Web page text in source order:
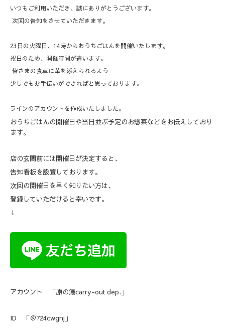
いつもご利用いただき、誠にありがとうございます。
次回の告知をさせていただきます。
23日の火曜日、14時からおうちごはんを開催いたします。
祝日のため、開催時間が違います。
皆さまの食卓に華を添えられるよう
少しでもお手伝いができればと思っております。
ラインのアカウントを作成いたしました。
おうちごはんの開催日や当日並ぶ予定のお惣菜などをお伝えしており
ます。
店の玄関前には開催日が決定すると、
告知看板を設置しております。
次回の開催日を早く知りたい方は、
登録していただけると幸いです。
↓
アカウント 「原の湯carry-out dep.」
ID 「＠724cwgnj」